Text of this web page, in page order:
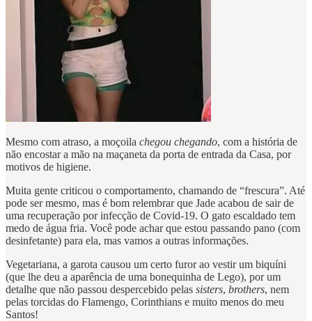
Mesmo com atraso, a moçoila chegou chegando, com a história de
não encostar a mão na maçaneta da porta de entrada da Casa, por
motivos de higiene.
Muita gente criticou o comportamento, chamando de “frescura”. Até
pode ser mesmo, mas é bom relembrar que Jade acabou de sair de
uma recuperação por infecção de Covid-19. O gato escaldado tem
medo de água fria. Você pode achar que estou passando pano (com
desinfetante) para ela, mas vamos a outras informações.
Vegetariana, a garota causou um certo furor ao vestir um biquíni
(que lhe deu a aparência de uma bonequinha de Lego), por um
detalhe que não passou despercebido pelas sisters, brothers, nem
pelas torcidas do Flamengo, Corinthians e muito menos do meu
Santos!